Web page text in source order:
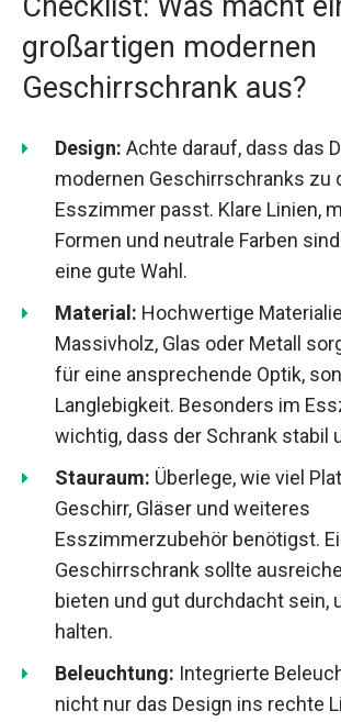
großartigen modernen
Geschirrschrank aus?
Design: Achte darauf, dass das
modernen Geschirrschranks zu
Esszimmer passt. Klare Linien,
Formen und neutrale Farben sind
eine gute Wahl.
Material: Hochwertige
Massivholz, Glas oder Metall
für eine ansprechende Optik,
Langlebigkeit. Besonders im
wichtig, dass der Schrank stabil
Stauraum: Überlege, wie viel
Geschirr, Gläser und weiteres
Esszimmerzubehör benötigst.
Geschirrschrank sollte
bieten und gut durchdacht sein,
halten.
Beleuchtung: Integrierte
nicht nur das Design ins rechte